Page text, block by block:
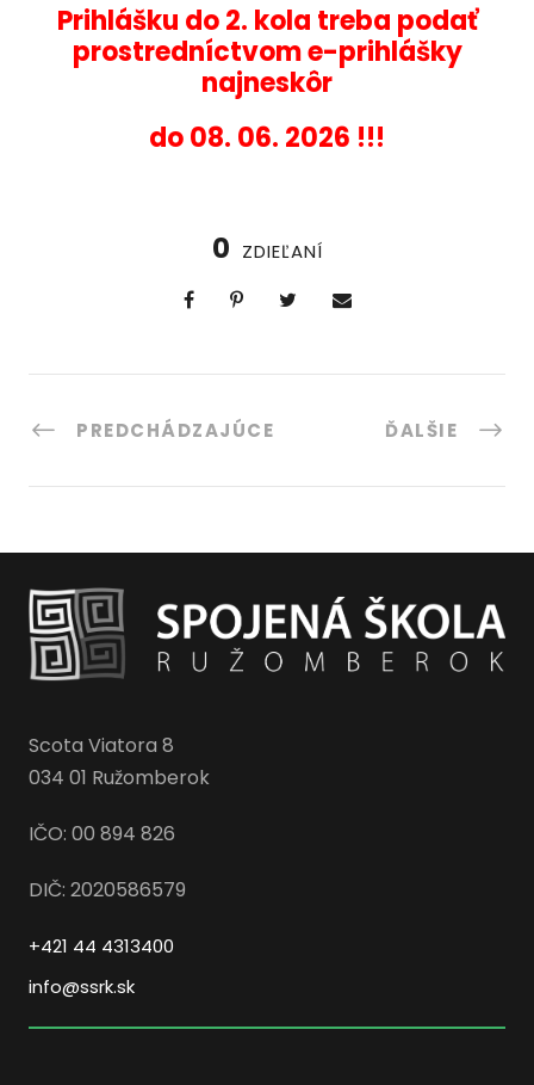
Prihlášku do 2. kola treba podať
prostredníctvom e-prihlášky
najneskôr
do 08. 06. 2026 !!!
0 ZDIEĽANÍ
PREDCHÁDZAJÚCE ĎALŠIE
Scota Viatora 8
034 01 Ružomberok
IČO: 00 894 826
DIČ: 2020586579
+421 44 4313400
info@ssrk.sk